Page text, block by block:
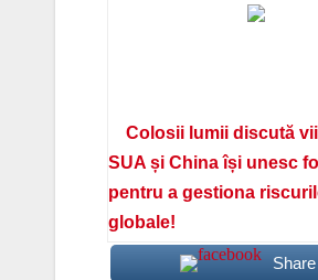
Colosii lumii discută
SUA și China își unesc
pentru a gestiona
globale!